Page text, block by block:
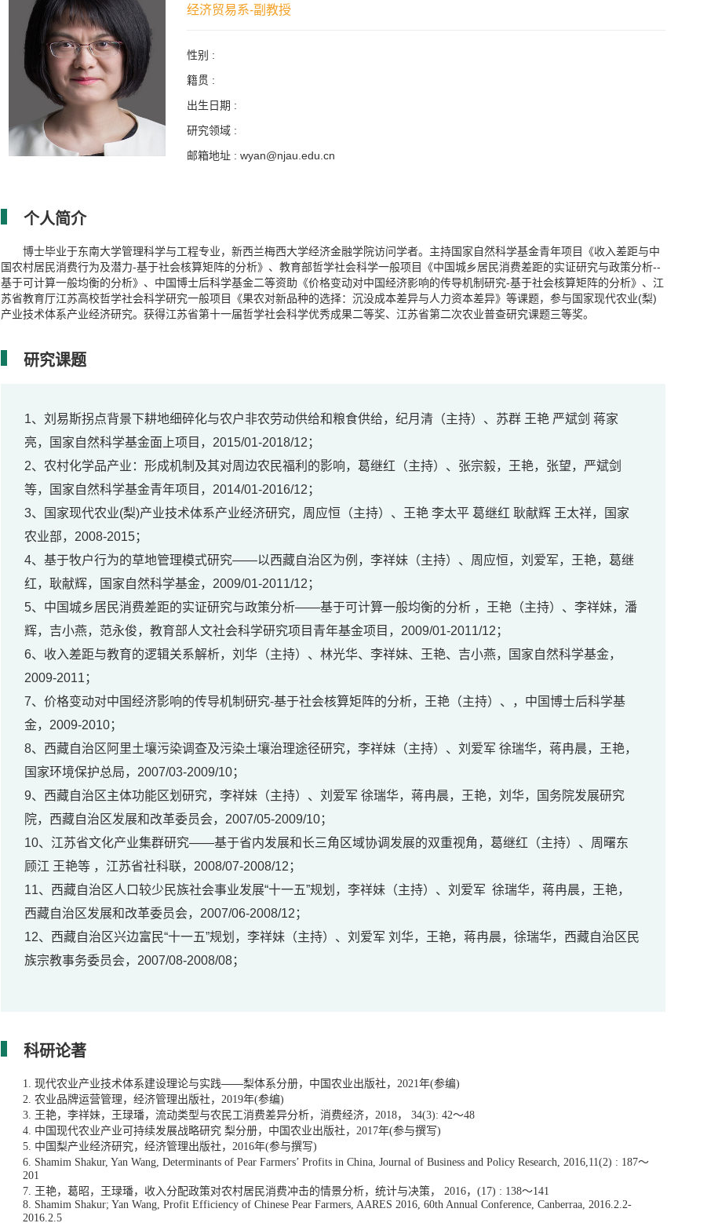
经济贸易系-副教授
性别 :
籍贯 :
出生日期 :
研究领域 :
邮箱地址 : wyan@njau.edu.cn
个人简介
博士毕业于东南大学管理科学与工程专业，新西兰梅西大学经济金融学院访问学者。主持国家自然科学基金青年项目《收入差距与中
国农村居民消费行为及潜力-基于社会核算矩阵的分析》、教育部哲学社会科学一般项目《中国城乡居民消费差距的实证研究与政策分析--
基于可计算一般均衡的分析》、中国博士后科学基金二等资助《价格变动对中国经济影响的传导机制研究-基于社会核算矩阵的分析》、江
苏省教育厅江苏高校哲学社会科学研究一般项目《果农对新品种的选择：沉没成本差异与人力资本差异》等课题，参与国家现代农业(梨)
产业技术体系产业经济研究。获得江苏省第十一届哲学社会科学优秀成果二等奖、江苏省第二次农业普查研究课题三等奖。
研究课题
1、刘易斯拐点背景下耕地细碎化与农户非农劳动供给和粮食供给，纪月清（主持）、苏群 王艳 严斌剑 蒋家
亮，国家自然科学基金面上项目，2015/01-2018/12；
2、农村化学品产业：形成机制及其对周边农民福利的影响，葛继红（主持）、张宗毅，王艳，张望，严斌剑
等，国家自然科学基金青年项目，2014/01-2016/12；
3、国家现代农业(梨)产业技术体系产业经济研究，周应恒（主持）、王艳 李太平 葛继红 耿献辉 王太祥，国家
农业部，2008-2015；
4、基于牧户行为的草地管理模式研究——以西藏自治区为例，李祥妹（主持）、周应恒，刘爱军，王艳，葛继
红，耿献辉，国家自然科学基金，2009/01-2011/12；
5、中国城乡居民消费差距的实证研究与政策分析——基于可计算一般均衡的分析 ，王艳（主持）、李祥妹，潘
辉，吉小燕，范永俊，教育部人文社会科学研究项目青年基金项目，2009/01-2011/12；
6、收入差距与教育的逻辑关系解析，刘华（主持）、林光华、李祥妹、王艳、吉小燕，国家自然科学基金，
2009-2011；
7、价格变动对中国经济影响的传导机制研究-基于社会核算矩阵的分析，王艳（主持）、，中国博士后科学基
金，2009-2010；
8、西藏自治区阿里土壤污染调查及污染土壤治理途径研究，李祥妹（主持）、刘爱军 徐瑞华，蒋冉晨，王艳，
国家环境保护总局，2007/03-2009/10；
9、西藏自治区主体功能区划研究，李祥妹（主持）、刘爱军 徐瑞华，蒋冉晨，王艳，刘华，国务院发展研究
院，西藏自治区发展和改革委员会，2007/05-2009/10；
10、江苏省文化产业集群研究——基于省内发展和长三角区域协调发展的双重视角，葛继红（主持）、周曙东
顾江 王艳等 ，江苏省社科联，2008/07-2008/12；
11、西藏自治区人口较少民族社会事业发展“十一五”规划，李祥妹（主持）、刘爱军 徐瑞华，蒋冉晨，王艳，
西藏自治区发展和改革委员会，2007/06-2008/12；
12、西藏自治区兴边富民“十一五”规划，李祥妹（主持）、刘爱军 刘华，王艳，蒋冉晨，徐瑞华，西藏自治区民
族宗教事务委员会，2007/08-2008/08；
科研论著
1.现代农业产业技术体系建设理论与实践——梨体系分册，中国农业出版社， 2021年(参编)
2.农业品牌运营管理，经济管理出版社， 2019年(参编)
3. 王艳，李祥妹，王琭璠，流动类型与农民工消费差异分析，消费经济， 2018， 34(3): 42～48
4. 中国现代农业产业可持续发展战略研究 梨分册，中国农业出版社， 2017年(参与撰写)
5. 中国梨产业经济研究，经济管理出版社， 2016年(参与撰写)
6. Shamim Shakur, Yan Wang, Determinants of Pear Farmers’ Profits in China, Journal of Business and Policy Research, 2016,11(2) : 187～
201
7. 王艳，葛昭，王琭璠，收入分配政策对农村居民消费冲击的情景分析，统计与决策， 2016，(17) : 138～141
8. Shamim Shakur; Yan Wang, Profit Efficiency of Chinese Pear Farmers, AARES 2016, 60th Annual Conference, Canberraa, 2016.2.2-
2016.2.5